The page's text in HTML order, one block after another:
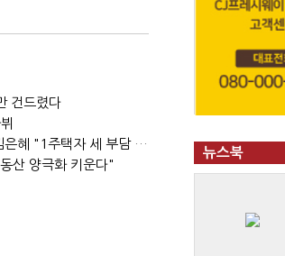
건드렸다
'보유세만큼 양도세 공제' 법안 발의…김은혜 "1주택자 세 부담 완화"
산 양극화 키운다"
뉴스북